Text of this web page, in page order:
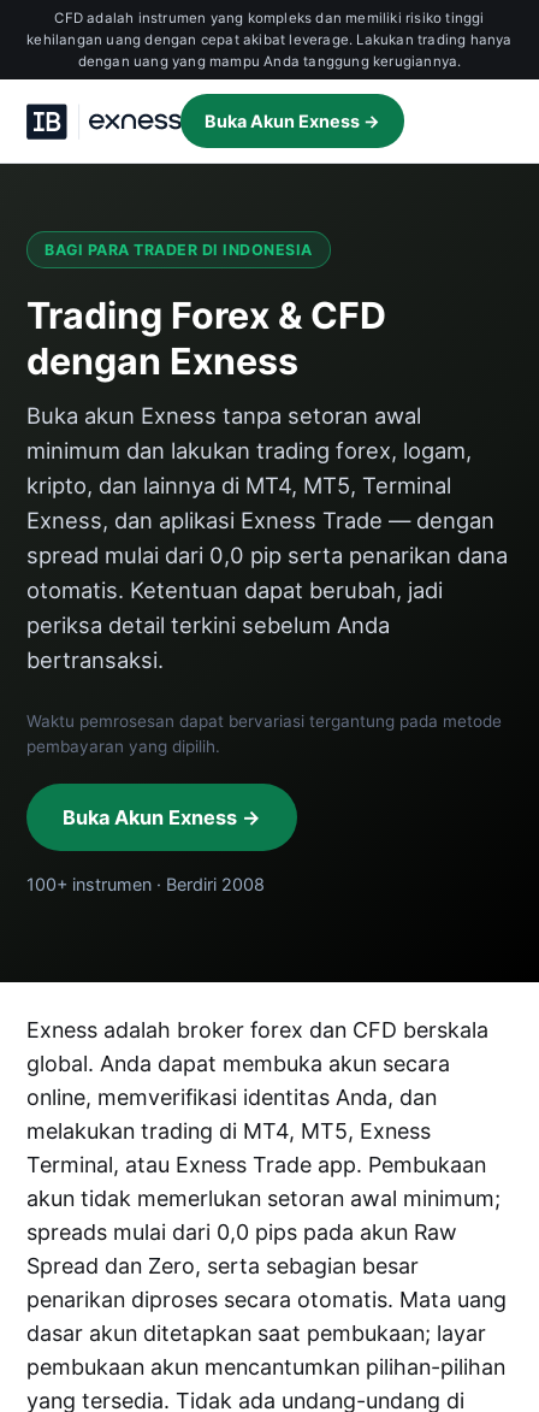
CFD adalah instrumen yang kompleks dan memiliki risiko tinggi
kehilangan uang dengan cepat akibat leverage. Lakukan trading hanya
dengan uang yang mampu Anda tanggung kerugiannya.
Buka Akun Exness →
BAGI PARA TRADER DI INDONESIA
Trading Forex & CFD
dengan Exness
Buka akun Exness tanpa setoran awal
minimum dan lakukan trading forex, logam,
kripto, dan lainnya di MT4, MT5, Terminal
Exness, dan aplikasi Exness Trade — dengan
spread mulai dari 0,0 pip serta penarikan dana
otomatis. Ketentuan dapat berubah, jadi
periksa detail terkini sebelum Anda
bertransaksi.
Waktu pemrosesan dapat bervariasi tergantung pada metode
pembayaran yang dipilih.
Buka Akun Exness →
100+ instrumen · Berdiri 2008
Exness adalah broker forex dan CFD berskala
global. Anda dapat membuka akun secara
online, memverifikasi identitas Anda, dan
melakukan trading di MT4, MT5, Exness
Terminal, atau Exness Trade app. Pembukaan
akun tidak memerlukan setoran awal minimum;
spreads mulai dari 0,0 pips pada akun Raw
Spread dan Zero, serta sebagian besar
penarikan diproses secara otomatis. Mata uang
dasar akun ditetapkan saat pembukaan; layar
pembukaan akun mencantumkan pilihan-pilihan
yang tersedia. Tidak ada undang-undang di